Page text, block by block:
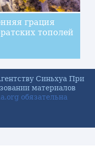
грация
тополей
Синьхуа При
материалов
обязательна